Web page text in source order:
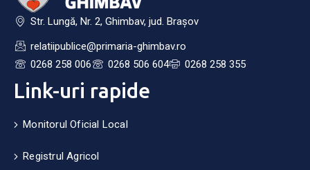
Str. Lungă, Nr. 2, Ghimbav, jud. Brașov
relatiipublice@primaria-ghimbav.ro
0268 258 006
0268 506 604 0268 258 355
Link-uri rapide
Monitorul Oficial Local
Registrul Agricol